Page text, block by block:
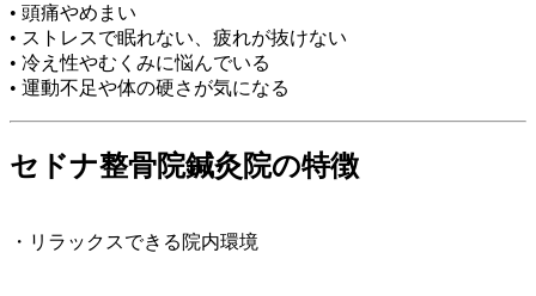
• 頭痛やめまい
• ストレスで眠れない、疲れが抜けない
• 冷え性やむくみに悩んでいる
• 運動不足や体の硬さが気になる
セドナ整骨院鍼灸院の特徴
・リラックスできる院内環境